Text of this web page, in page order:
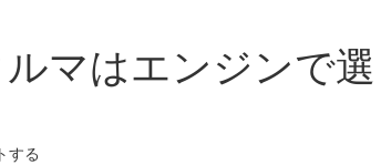
マはエンジンで選
する